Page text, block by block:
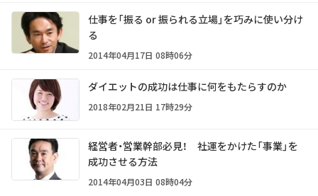
仕事を「振る or 振られる立場」を巧みに使い分け
る
2014年04月17日 08時06分
ダイエットの成功は仕事に何をもたらすのか
2018年02月21日 17時29分
経営者・営業幹部必見！ 社運をかけた「事業」を
成功させる方法
2014年04月03日 08時04分